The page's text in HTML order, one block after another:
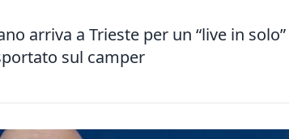
arriva a Trieste per un “live in
sul camper